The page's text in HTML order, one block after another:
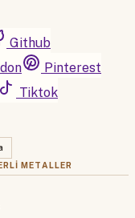
Github
Pinterest
Tiktok
METALLER